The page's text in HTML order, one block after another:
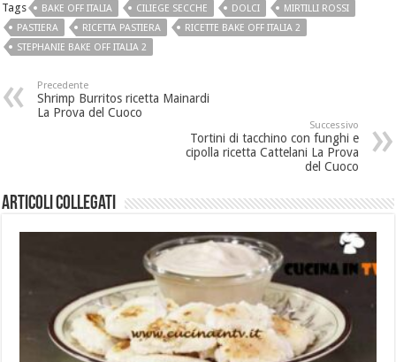
Tags BAKE OFF ITALIA CILIEGE SECCHE DOLCI
MIRTILLI ROSSI
PASTIERA
RICETTA PASTIERA
RICETTE BAKE OFF ITALIA 2
STEPHANIE BAKE OFF ITALIA 2
Precedente
Shrimp Burritos ricetta Mainardi
La Prova del Cuoco
Successivo
Tortini di tacchino con funghi e
cipolla ricetta Cattelani La Prova
del Cuoco
Articoli collegati